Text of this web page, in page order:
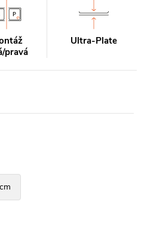
pravá
Ultra-Plate